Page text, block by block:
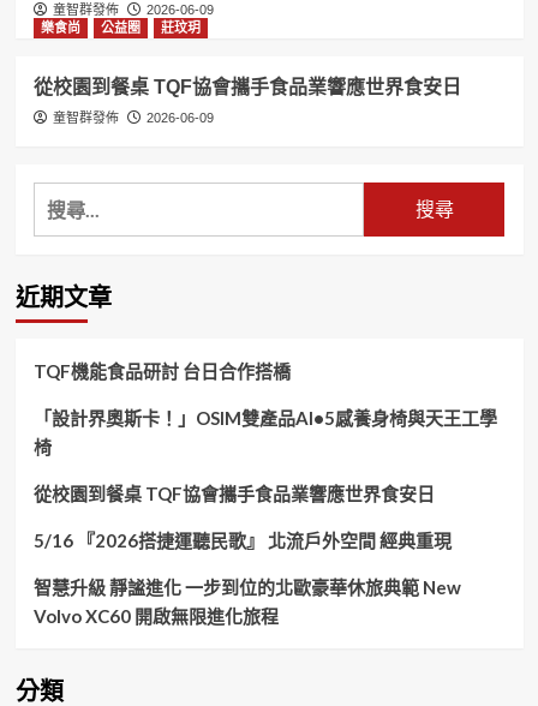
童智群發佈
2026-06-09
樂食尚
公益圈 莊玟玥
從校園到餐桌 TQF協會攜手食品業響應世界食安日
童智群發佈 2026-06-09
搜
尋
鍵
字:
近期文章
TQF機能食品研討 台日合作搭橋
「設計界奧斯卡！」OSIM雙產品AI•5感養身椅與天王工學
椅
從校園到餐桌 TQF協會攜手食品業響應世界食安日
5/16 『2026搭捷運聽民歌』 北流戶外空間 經典重現
智慧升級 靜謐進化 一步到位的北歐豪華休旅典範 New
Volvo XC60 開啟無限進化旅程
分類